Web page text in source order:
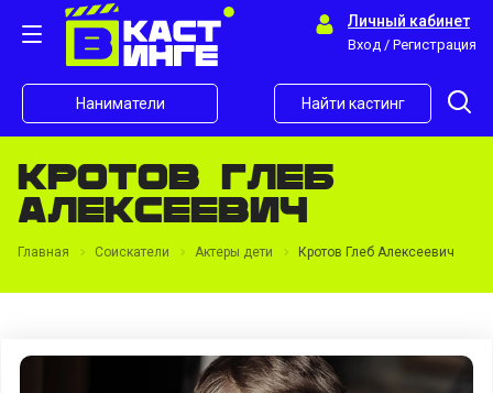
Личный кабинет
Вход / Регистрация
Наниматели Найти кастинг
Кротов Глеб
Алексеевич
Главная Соискатели Актеры дети Кротов Глеб Алексеевич